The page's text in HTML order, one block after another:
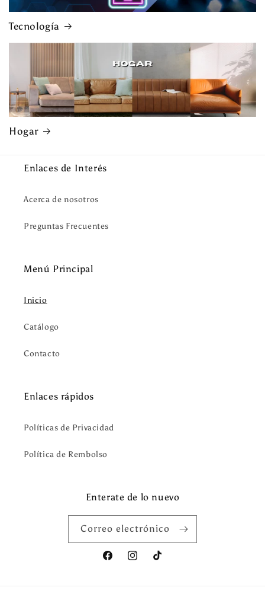
Tecnología
Hogar
Enlaces de Interés
Acerca de nosotros
Preguntas Frecuentes
Menú Principal
Inicio
Catálogo
Contacto
Enlaces rápidos
Políticas de Privacidad
Política de Rembolso
Enterate de lo nuevo
Correo electrónico
FacebookInstagramTikTok